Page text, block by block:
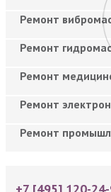
Ремонт
Ремонт
Ремонт
Ремонт
Ремонт